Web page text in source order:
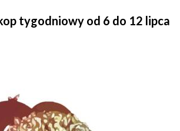
tygodniowy od 6 do 12 lipca